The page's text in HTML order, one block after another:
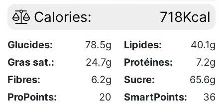
Calories: 718Kcal
Glucides: 78.5g Lipides:
40.1g
Gras sat.:
24.7g Protéines:
7.2g
Fibres:
6.2g Sucre:
65.6g
ProPoints:
20 SmartPoints: 36